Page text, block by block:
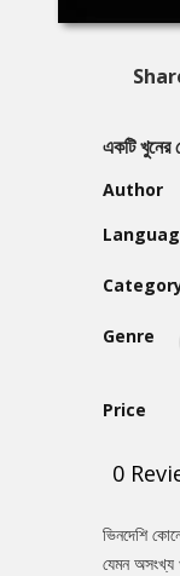
একটি খুনের
Author
Genre
Price
0
ভিনদেশি
যেমন অসংখ্য